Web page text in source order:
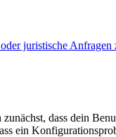
juristische Anfragen
dass dein
ein